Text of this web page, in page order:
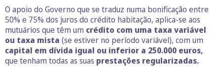
O apoio do Governo que se traduz numa bonificação entre
50% e 75% dos juros do crédito habitação, aplica-se aos
mutuários que têm um crédito com uma taxa variável
ou taxa mista (se estiver no período variável), com um
capital em dívida igual ou inferior a 250.000 euros,
que tenham todas as suas prestações regularizadas.